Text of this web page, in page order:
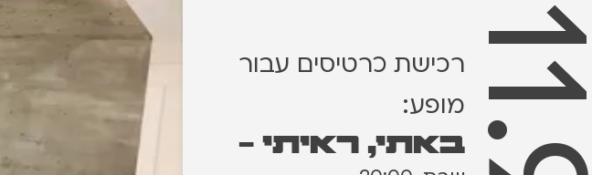
רכישת כרטיסים עבור
מופע:
באתי, ראיתי -